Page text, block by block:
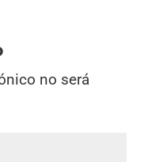
no será